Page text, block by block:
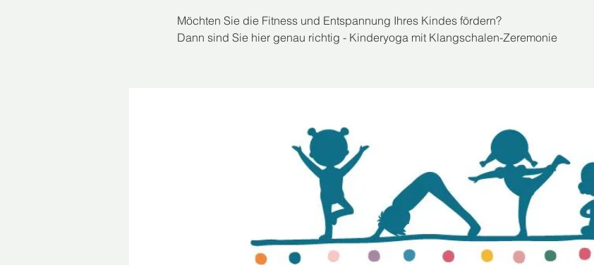
Möchten Sie die Fitness und Entspannung Ihres Kindes fördern?
Dann sind Sie hier genau richtig - Kinderyoga mit Klangschalen-Zeremonie